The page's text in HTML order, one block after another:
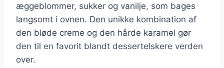
æggeblommer, sukker og vanilje, som bages
langsomt i ovnen. Den unikke kombination af
den bløde creme og den hårde karamel gør
den til en favorit blandt dessertelskere verden
over.